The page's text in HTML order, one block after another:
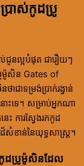
ប្រាស់កូដប្រូ
ល់ជូនល្អបំផុត ជារឿយៗ
រូម៉ូសិន Gates of
ជាទម្រង់ប្រាក់រង្វាន់
ោះទេ។ សម្រាប់អ្នកណា
ការស្វែងរកកូដ
ខាន់នៃយុទ្ធសាស្ត្រ។
កូដប្រូម៉ូសិនដែល